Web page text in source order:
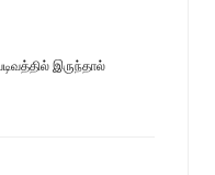
இருந்தால்